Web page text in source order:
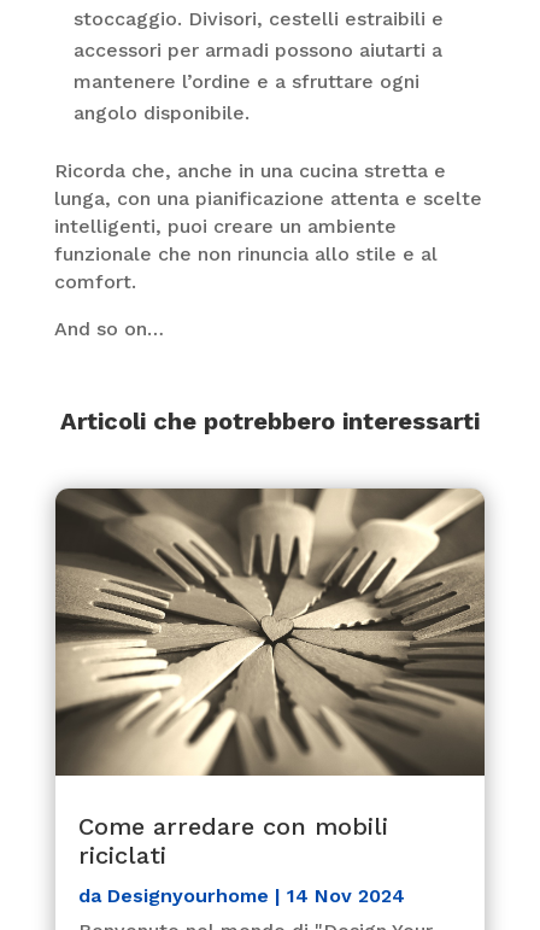
stoccaggio. Divisori, cestelli estraibili e
accessori per armadi possono aiutarti a
mantenere l’ordine e a sfruttare ogni
angolo disponibile.
Ricorda che, anche in una cucina stretta e
lunga, con una pianificazione attenta e scelte
intelligenti, puoi creare un ambiente
funzionale che non rinuncia allo stile e al
comfort.
And so on…
Articoli che potrebbero interessarti
Come arredare con mobili
riciclati
da Designyourhome | 14 Nov 2024